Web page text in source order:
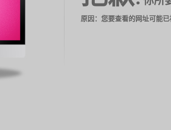
原因：您要查看的网址可能已